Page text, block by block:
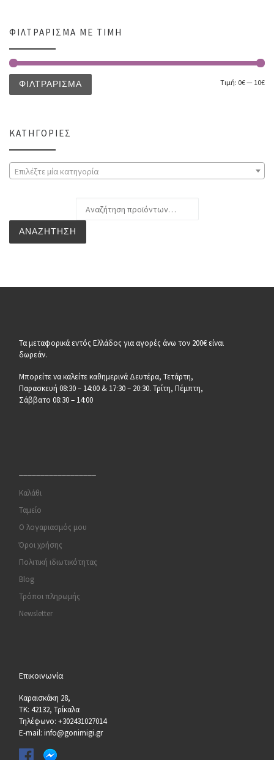
ΦΙΛΤΡΆΡΙΣΜΑ ΜΕ ΤΙΜΉ
ΦΙΛΤΡΆΡΙΣΜΑ Τιμή: 0€— 10€
ΚΑΤΗΓΟΡΊΕΣ
Επιλέξτε μία κατηγορία
ΑΝΑΖΉΤΗΣΗ
Τα μεταφορικά εντός Ελλάδος για αγορές άνω τον 200€ είναι
δωρεάν.
Μπορείτε να καλείτε καθημερινά Δευτέρα, Τετάρτη,
Παρασκευή 08:30 – 14:00 & 17:30 – 20:30. Τρίτη, Πέμπτη,
Σάββατο 08:30 – 14:00
Καλάθι
Ταμείο
Ο λογαριασμός μου
Όροι χρήσης
Πολιτική ιδιωτικότητας
Blog
Τρόποι πληρωμής
Newsletter
Επικοινωνία
Καραισκάκη 28,
ΤΚ: 42132, Τρίκαλα
Τηλέφωνο: +302431027014
E-mail: info@gonimigi.gr